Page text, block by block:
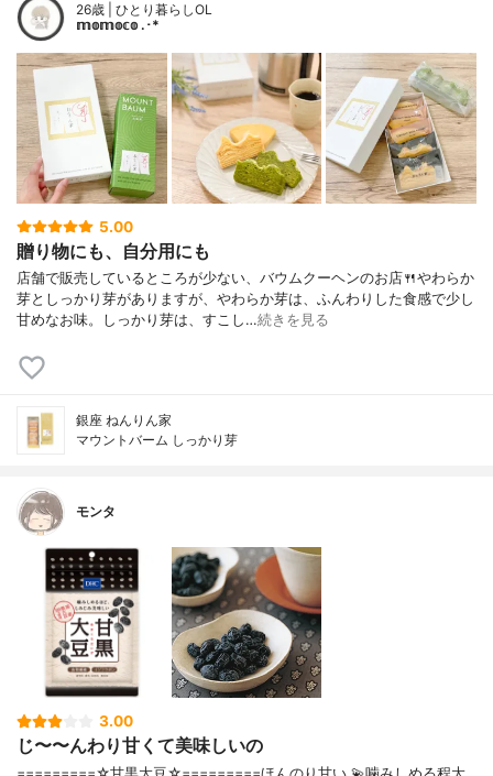
26歳 | ひとり暮らしOL
𝕞𝕠𝕞𝕠𝕔𝕠 .･*
5.00
贈り物にも、自分用にも
店舗で販売しているところが少ない、バウムクーヘンのお店🍴やわらか
芽としっかり芽がありますが、やわらか芽は、ふんわりした食感で少し
甘めなお味。しっかり芽は、すこし…続きを見る
銀座 ねんりん家
マウントバーム しっかり芽
モンタ
3.00
じ〜〜んわり甘くて美味しいの